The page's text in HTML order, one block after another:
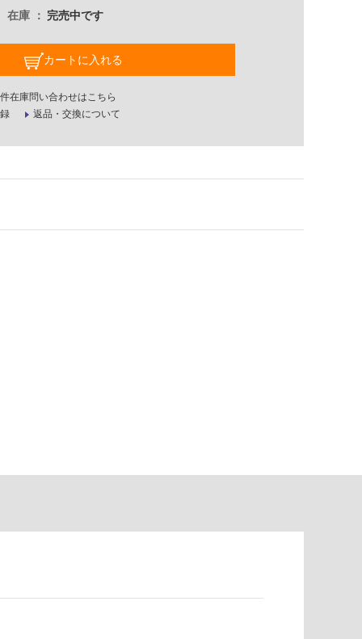
在庫 完売中です
カートに入れる
在庫問い合わせはこちら
返品・交換について